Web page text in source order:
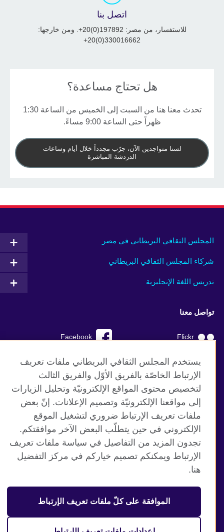
اتصل بنا
للاستفسار، من مصر: 197892(0)20+. ومن خارجها:
330016662(0)20+
هل تحتاج مساعدة؟
تحدث معنا هنا من السبت إلى الخميس من الساعة 1:30
ظهراً حتى الساعة 9:00 مساءً.
لسنا متواجدين الآن، جرّب مجدداً خلال أيام وساعات
الدردشة المباشرة
المجلس الثقافي البريطاني في مصر
شركاء المجلس الثقافي البريطاني
تدريس اللغة الإنجليزية
تواصل معنا
Facebook Flickr
YouTube RSS
TikTok
موقع المجلس الثقافي البريطاني العالمي
الخصوصية وشروط الاستخدام
ملفات تعريف الإرتباط
خارطة الموقع
منظمة المملكة المتحدة الدولية للعلاقات الثقافية والفرص
يستخدم المجلس الثقافي البريطاني ملفات تعريف
الإرتباط الخاصّة بالفريق الأوّل والفريق الثالث
لتخصيص محتوى المواقع الإلكترونيّة وتحليل الزيارات
إلى مواقعنا الإلكترونيّة وتصميم الإعلانات. إنّ بعض
ملفات تعريف الإرتباط ضروري لتشغيل الموقع
الإلكتروني في حين يتطلّب البعض الآخر موافقتكم.
تجدون المزيد من التفاصيل في سياسة ملفات تعريف
الإرتباط ويمكنكم تصميم خياركم في مركز التفضيل
هنا.
الموافقة على كلّ ملفات تعريف الإرتباط